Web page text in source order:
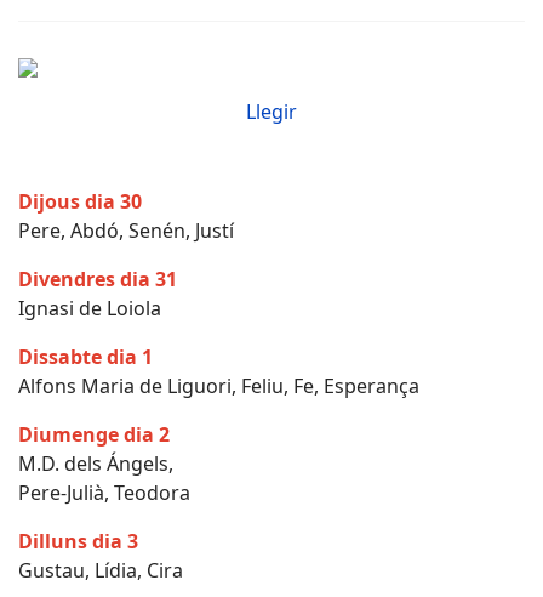
Llegir
Dijous dia 30
Pere, Abdó, Senén, Justí
Divendres dia 31
Ignasi de Loiola
Dissabte dia 1
Alfons Maria de Liguori, Feliu, Fe, Esperança
Diumenge dia 2
M.D. dels Ángels,
Pere-Julià, Teodora
Dilluns dia 3
Gustau, Lídia, Cira